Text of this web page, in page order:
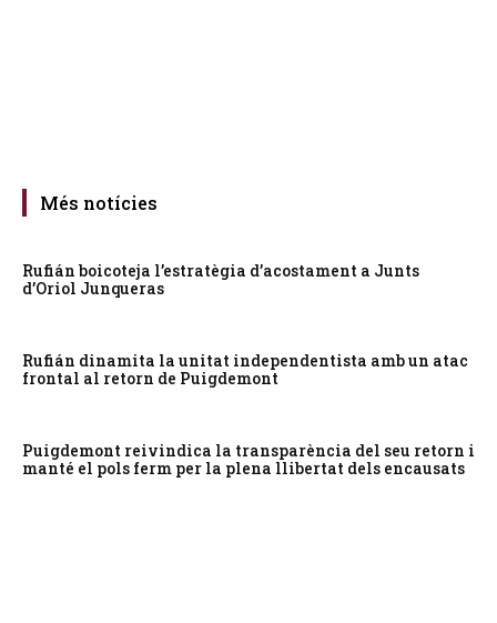
Més notícies
Rufián boicoteja l’estratègia d’acostament a Junts
d’Oriol Junqueras
Rufián dinamita la unitat independentista amb un atac
frontal al retorn de Puigdemont
Puigdemont reivindica la transparència del seu retorn i
manté el pols ferm per la plena llibertat dels encausats